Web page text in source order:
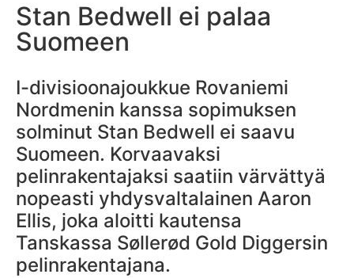
Stan Bedwell ei palaa
Suomeen
I-divisioonajoukkue Rovaniemi
Nordmenin kanssa sopimuksen
solminut Stan Bedwell ei saavu
Suomeen. Korvaavaksi
pelinrakentajaksi saatiin värvättyä
nopeasti yhdysvaltalainen Aaron
Ellis, joka aloitti kautensa
Tanskassa Søllerød Gold Diggersin
pelinrakentajana.